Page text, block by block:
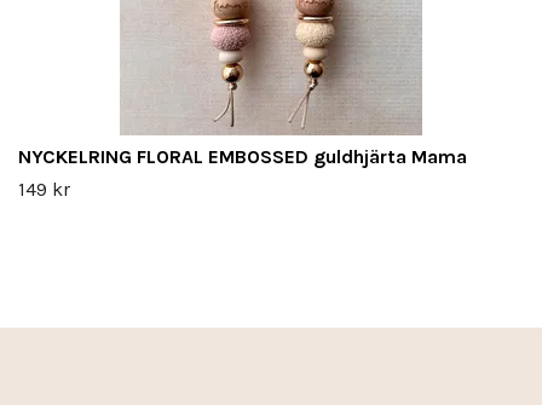
NYCKELRING FLORAL EMBOSSED guldhjärta Mama
149 kr